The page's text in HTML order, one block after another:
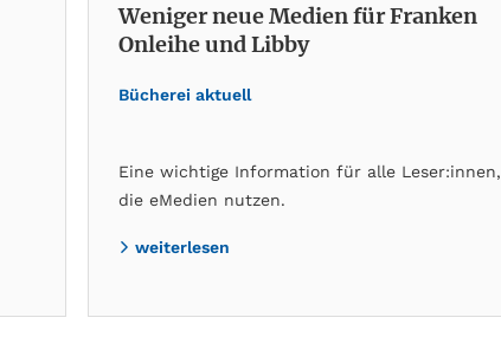
Weniger neue Medien für Franken
Onleihe und Libby
Bücherei aktuell
Eine wichtige Information für alle Leser:innen,
die eMedien nutzen.
weiterlesen